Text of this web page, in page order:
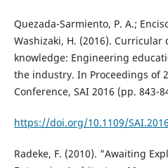
Quezada-Sarmiento, P. A.;
Washizaki, H. (2016).
knowledge: Engineering
the industry. In Proceedings of
Conference, SAI 2016 (pp. 843-
https://doi.org/10.1109/
Radeke, F. (2010). "Awaiting